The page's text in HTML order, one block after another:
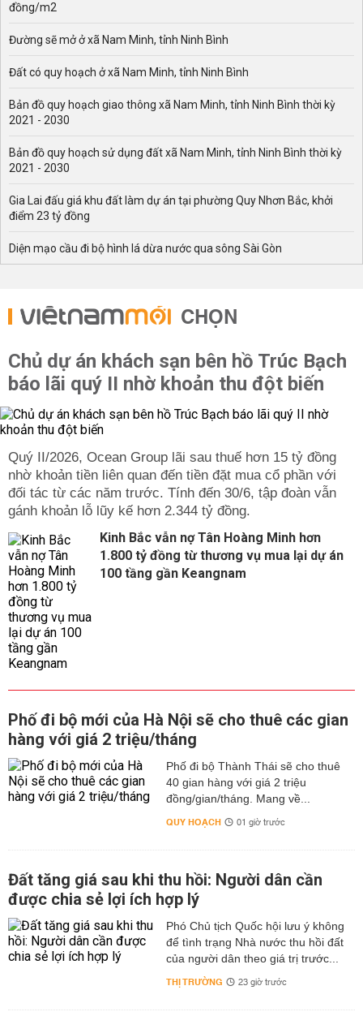
đồng/m2
Đường sẽ mở ở xã Nam Minh, tỉnh Ninh Bình
Đất có quy hoạch ở xã Nam Minh, tỉnh Ninh Bình
Bản đồ quy hoạch giao thông xã Nam Minh, tỉnh Ninh Bình thời kỳ
2021 - 2030
Bản đồ quy hoạch sử dụng đất xã Nam Minh, tỉnh Ninh Bình thời kỳ
2021 - 2030
Gia Lai đấu giá khu đất làm dự án tại phường Quy Nhơn Bắc, khởi
điểm 23 tỷ đồng
Diện mạo cầu đi bộ hình lá dừa nước qua sông Sài Gòn
CHỌN
Chủ dự án khách sạn bên hồ Trúc Bạch
báo lãi quý II nhờ khoản thu đột biến
Quý II/2026, Ocean Group lãi sau thuế hơn 15 tỷ đồng
nhờ khoản tiền liên quan đến tiền đặt mua cổ phần với
đối tác từ các năm trước. Tính đến 30/6, tập đoàn vẫn
gánh khoản lỗ lũy kế hơn 2.344 tỷ đồng.
Kinh Bắc vẫn nợ Tân Hoàng Minh hơn
1.800 tỷ đồng từ thương vụ mua lại dự án
100 tầng gần Keangnam
Phố đi bộ mới của Hà Nội sẽ cho thuê các gian
hàng với giá 2 triệu/tháng
Phố đi bộ Thành Thái sẽ cho thuê
40 gian hàng với giá 2 triệu
đồng/gian/tháng. Mang về...
QUY HOẠCH 01 giờ trước
Đất tăng giá sau khi thu hồi: Người dân cần
được chia sẻ lợi ích hợp lý
Phó Chủ tịch Quốc hội lưu ý không
để tình trạng Nhà nước thu hồi đất
của người dân theo giá trị trước...
THỊ TRƯỜNG 23 giờ trước